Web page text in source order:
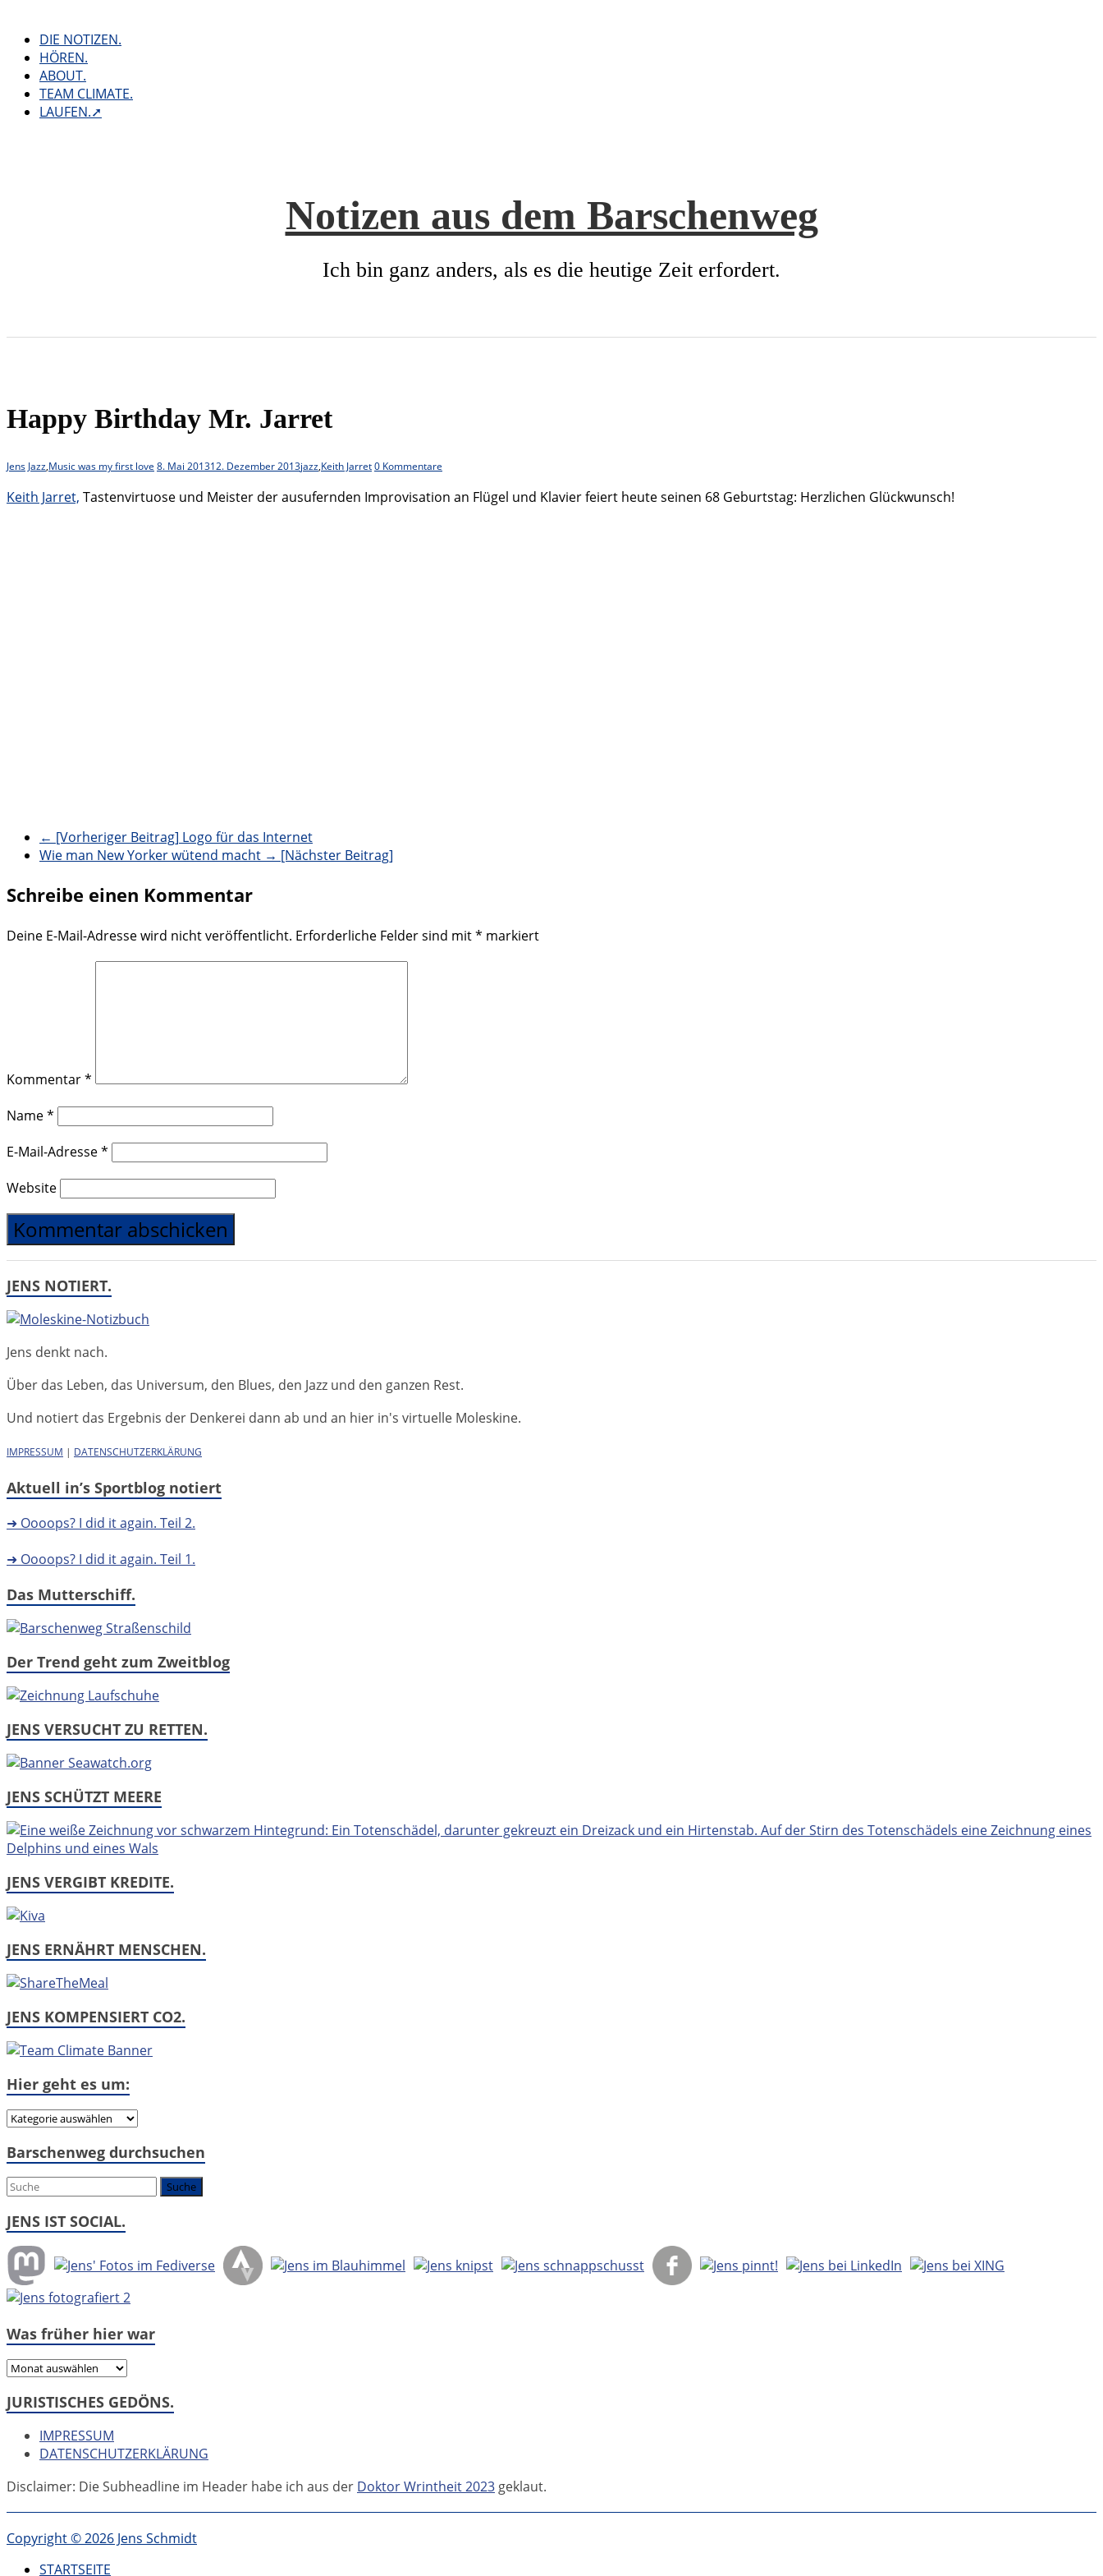
contentDIE NOTIZEN.
HÖREN.
ABOUT.
TEAM CLIMATE.
LAUFEN.➚
Notizen aus dem Barschenweg
Ich bin ganz anders, als es die heutige Zeit erfordert.
Happy Birthday Mr. Jarret
JensJazz,Music was my first love 8. Mai 201312. Dezember 2013jazz,Keith Jarret0 Kommentare
Keith Jarret, Tastenvirtuose und Meister der ausufernden Improvisation an Flügel und Klavier feiert heute seinen 68 Geburtstag: Herzlichen Glückwunsch!
← [Vorheriger Beitrag] Logo für das Internet
Wie man New Yorker wütend macht → [Nächster Beitrag]
Schreibe einen Kommentar
Deine E-Mail-Adresse wird nicht veröffentlicht. Erforderliche Felder sind mit* markiert
Kommentar*
Name*
E-Mail-Adresse*
Website
JENS NOTIERT.
Jens denkt nach.
Über das Leben, das Universum, den Blues, den Jazz und den ganzen Rest.
Und notiert das Ergebnis der Denkerei dann ab und an hier in's virtuelle Moleskine.
IMPRESSUM | DATENSCHUTZERKLÄRUNG
Aktuell in’s Sportblog notiert
➜ Oooops? I did it again. Teil 2.
➜ Oooops? I did it again. Teil 1.
Das Mutterschiff.
Der Trend geht zum Zweitblog
JENS VERSUCHT ZU RETTEN.
JENS SCHÜTZT MEERE
JENS VERGIBT KREDITE.
JENS ERNÄHRT MENSCHEN.
JENS KOMPENSIERT CO2.
Hier geht es um:
Hier
es
Barschenweg durchsuchen
JENS IST SOCIAL.
Was früher hier war
Was
hier
JURISTISCHES GEDÖNS.
IMPRESSUM
DATENSCHUTZERKLÄRUNG
Disclaimer: Die Subheadline im Header habe ich aus der Doktor Wrintheit 2023 geklaut.
Copyright © 2026 Jens Schmidt
STARTSEITE